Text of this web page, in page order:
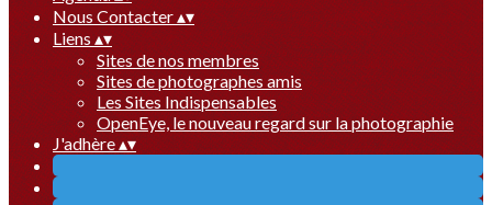
Nous Contacter▴▾
Liens ▴▾
Sites de nos membres
Sites de photographes amis
Les Sites Indispensables
OpenEye, le nouveau regard sur la photographie
J'adhère▴▾